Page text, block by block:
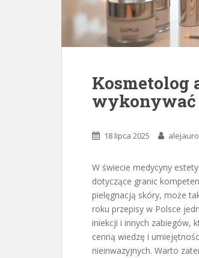
Kosmetolog
wykonywać
18 lipca 2025
W świecie medycyny
dotyczące granic
pielęgnacją skóry, może
roku przepisy w Polsce
iniekcji i innych zabiegów,
cenną wiedzę i
nieinwazyjnych. Warto